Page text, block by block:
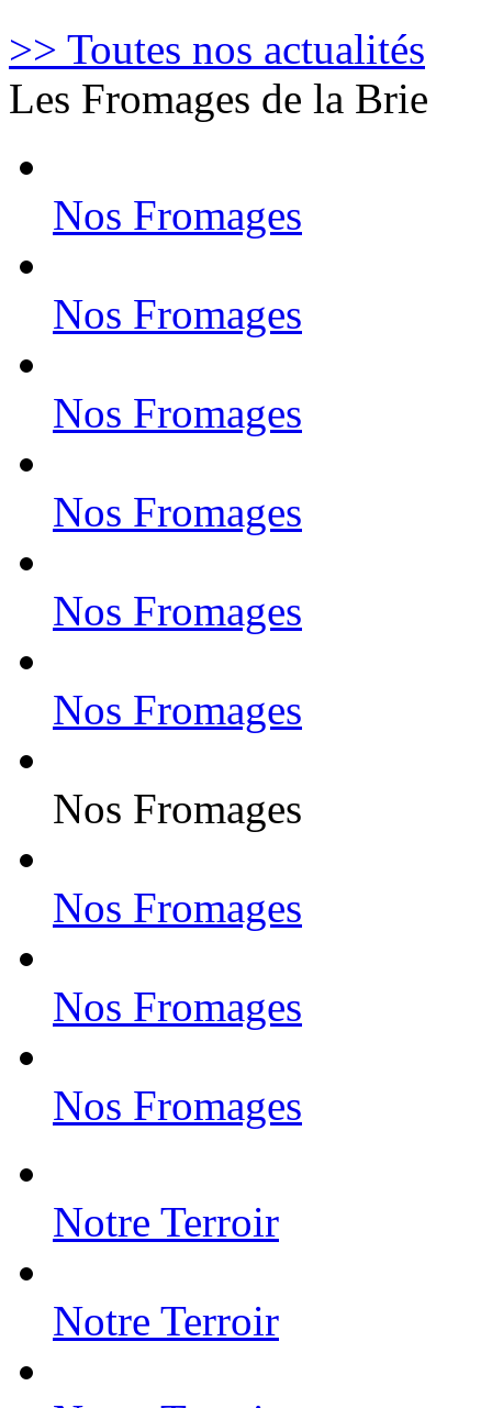
>> Toutes nos actualités
Les Fromages de la Brie
Nos Fromages
Nos Fromages
Nos Fromages
Nos Fromages
Nos Fromages
Nos Fromages
Nos Fromages
Nos Fromages
Nos Fromages
Nos Fromages
Notre Terroir
Notre Terroir